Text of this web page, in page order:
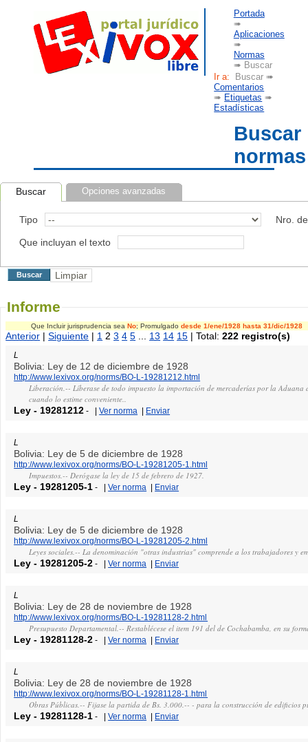
Portada
➠
Aplicaciones
➠
Normas
➠ Buscar
Ir a: Buscar ➠
Comentarios
➠ Etiquetas ➠
Estadísticas
Buscar
normas
Buscar Opciones avanzadas
Tipo Nro.
Que incluyan el texto
Informe
Que Incluir jurisprudencia sea No; Promulgado desde 1/ene/1928 hasta 31/dic/1928
Anterior |Siguiente | 1 23 4 5 13 14 15 | Total:222 registro(s)
L
Bolivia: Ley de 12 de diciembre de 1928
http://www.lexivox.org/norms/BO-L-19281212.html
Liberación.-- Líberase de todo impuesto la importación de mercaderías por la Aduana
cuando lo estime conveniente..
Ley - 19281212 - |Ver norma | Enviar
L
Bolivia: Ley de 5 de diciembre de 1928
http://www.lexivox.org/norms/BO-L-19281205-1.html
Impuestos.-- Derógase la ley de 15 de febrero de 1927.
Ley - 19281205-1 - |Ver norma | Enviar
L
Bolivia: Ley de 5 de diciembre de 1928
http://www.lexivox.org/norms/BO-L-19281205-2.html
Leyes sociales.-- La denominación "otras industrias" comprende a los trabajadores y
Ley - 19281205-2 - |Ver norma | Enviar
L
Bolivia: Ley de 28 de noviembre de 1928
http://www.lexivox.org/norms/BO-L-19281128-2.html
Presupuesto Departamental.-- Restablécese el item 191 del de Cochabamba, en su
Ley - 19281128-2 - |Ver norma | Enviar
L
Bolivia: Ley de 28 de noviembre de 1928
http://www.lexivox.org/norms/BO-L-19281128-1.html
Obras Públicas.-- Fijase la partida de Bs. 3.000.-- - para la construcción de edificios
Ley - 19281128-1 - |Ver norma | Enviar